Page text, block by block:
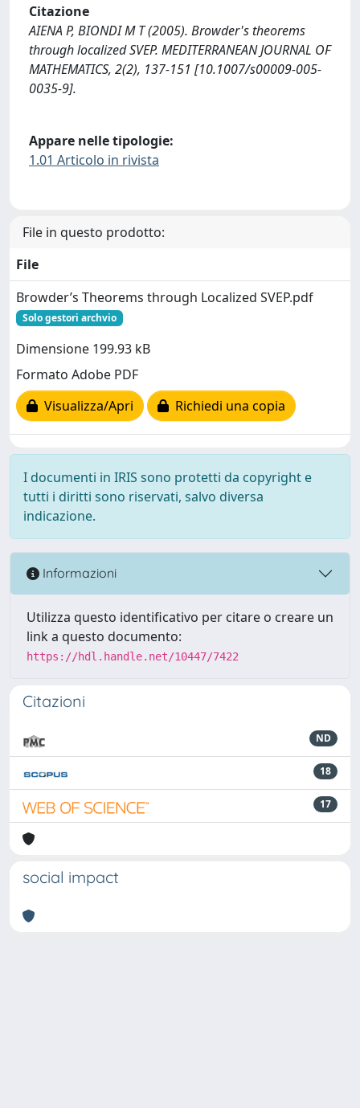
Citazione
AIENA P, BIONDI M T (2005). Browder's theorems
through localized SVEP. MEDITERRANEAN JOURNAL OF
MATHEMATICS, 2(2), 137-151 [10.1007/s00009-005-
0035-9].
Appare nelle tipologie:
1.01 Articolo in rivista
File in questo prodotto:
File
Browder’s Theorems through Localized SVEP.pdf
Solo gestori archvio
Dimensione 199.93 kB
Formato Adobe PDF
Visualizza/Apri
Richiedi una copia
I documenti in IRIS sono protetti da copyright e
tutti i diritti sono riservati, salvo diversa
indicazione.
Informazioni
Utilizza questo identificativo per citare o creare un
link a questo documento:
https://hdl.handle.net/10447/7422
Citazioni
ND
18
17
social impact